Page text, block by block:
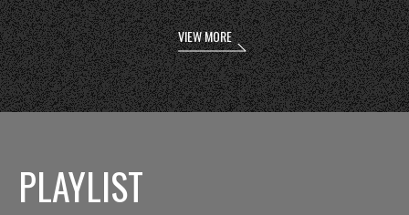
VIEW MORE
PLAYLIST